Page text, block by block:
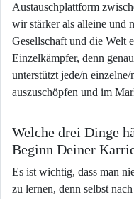
Austauschplattform
wir stärker als alleine und
Gesellschaft und die Welt
Einzelkämpfer, denn
unterstützt jede/n
auszuschöpfen und im
Welche drei Dinge
Beginn Deiner
Es ist wichtig, dass man
zu lernen, denn selbst